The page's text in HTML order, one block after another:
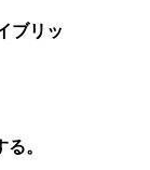
ブリッ
。